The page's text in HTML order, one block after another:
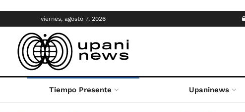
viernes, agosto 7, 2026
Tiempo Presente Upaninews